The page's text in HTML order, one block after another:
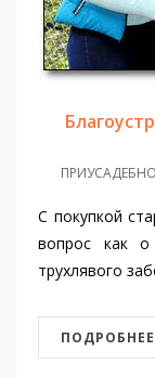
С покупкой
вопрос как о
трухлявого
ПОДРОБНЕЕ